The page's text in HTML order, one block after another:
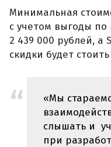
Минимальная
с учетом выгоды по
2 439 000 рублей, а
скидки будет
«Мы
слышать и
при